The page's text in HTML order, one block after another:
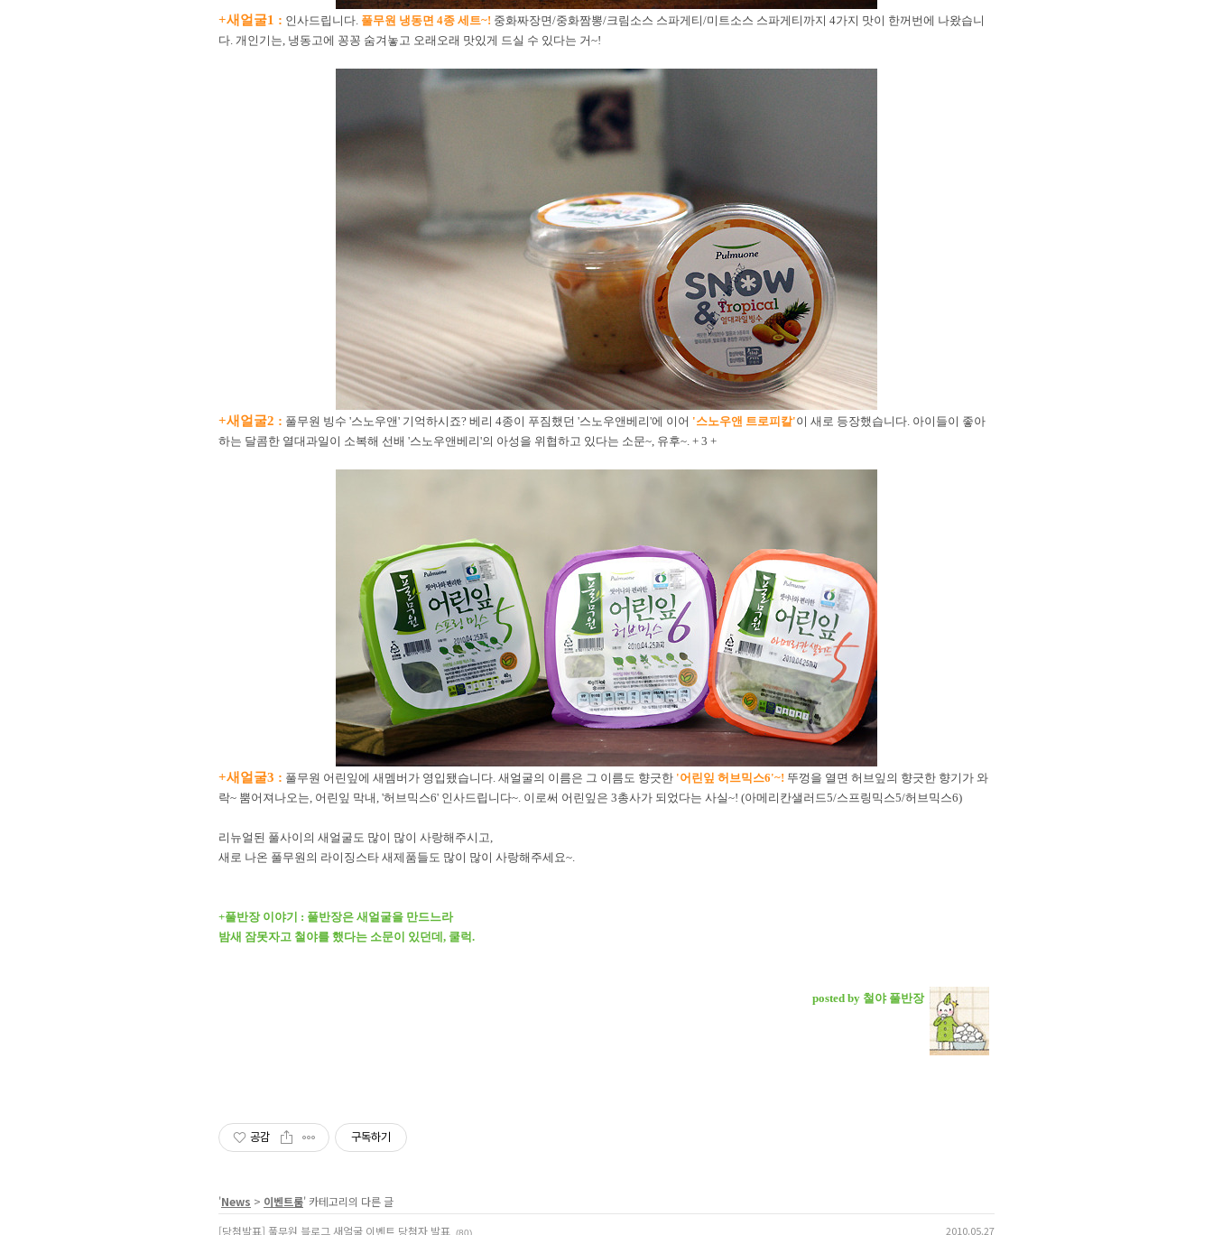
+새얼굴1 : 인사드립니다. 풀무원 냉동면 4종 세트~! 중화짜장면/중화짬뽕/크림소스 스파게티/미트소스 스파게티까지 4가지 맛이 한꺼번에 나왔습니
다. 개인기는, 냉동고에 꽁꽁 숨겨놓고 오래오래 맛있게 드실 수 있다는 거~!
+새얼굴2 : 풀무원 빙수 '스노우앤' 기억하시죠? 베리 4종이 푸짐했던 '스노우앤베리'에 이어 '스노우앤 트로피칼'이 새로 등장했습니다. 아이들이 좋아
하는 달콤한 열대과일이 소복해 선배 '스노우앤베리'의 아성을 위협하고 있다는 소문~, 유후~. + 3 +
+새얼굴3 : 풀무원 어린잎에 새멤버가 영입됐습니다. 새얼굴의 이름은 그 이름도 향긋한 '어린잎 허브믹스6'~! 뚜껑을 열면 허브잎의 향긋한 향기가 와
락~ 뿜어져나오는, 어린잎 막내, '허브믹스6' 인사드립니다~. 이로써 어린잎은 3총사가 되었다는 사실~! (아메리칸샐러드5/스프링믹스5/허브믹스6)
리뉴얼된 풀사이의 새얼굴도 많이 많이 사랑해주시고,
새로 나온 풀무원의 라이징스타 새제품들도 많이 많이 사랑해주세요~.
+풀반장 이야기 : 풀반장은 새얼굴을 만드느라
밤새 잠못자고 철야를 했다는 소문이 있던데, 쿨럭.
posted by 철야 풀반장
공감 구독하기
'News > 이벤트룸' 카테고리의 다른 글
[당첨발표] 풀무원 블로그 새얼굴 이벤트 당첨자 발표 (80) 2010.05.27